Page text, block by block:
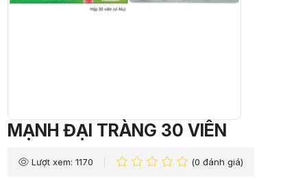
MẠNH ĐẠI TRÀNG 30 VIÊN
Lượt xem: 1170 (0 đánh giá)